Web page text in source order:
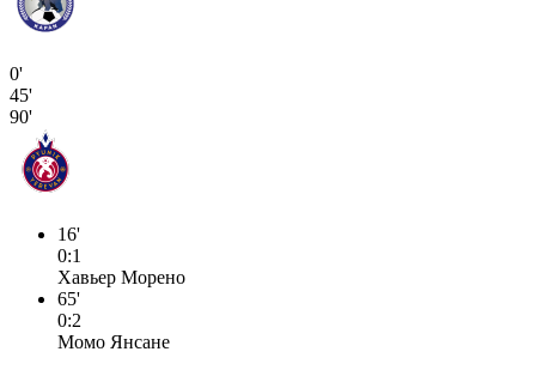
0'
45'
90'
16'
0:1
Хавьер Морено
65'
0:2
Момо Янсане